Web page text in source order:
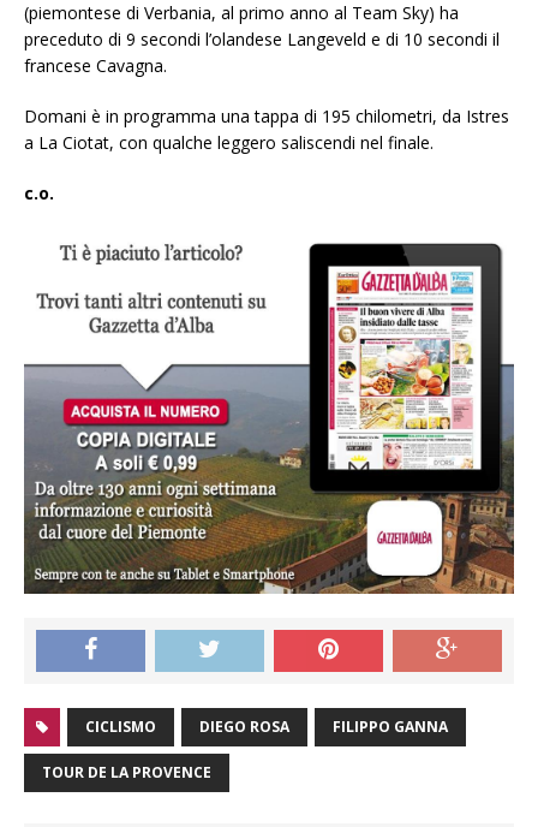
(piemontese di Verbania, al primo anno al Team Sky) ha
preceduto di 9 secondi l’olandese Langeveld e di 10 secondi il
francese Cavagna.
Domani è in programma una tappa di 195 chilometri, da Istres
a La Ciotat, con qualche leggero saliscendi nel finale.
c.o.
CICLISMO DIEGO ROSA FILIPPO GANNA
TOUR DE LA PROVENCE